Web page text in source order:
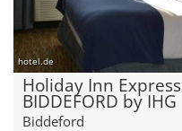
hotel.de
Holiday Inn Express
BIDDEFORD by IHG
Biddeford